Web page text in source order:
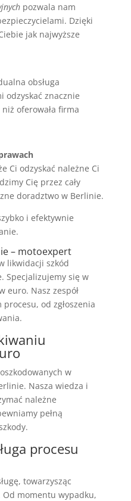
pozwala nam
Dzięki
jak najwyższe
obsługa
odzyskać znacznie
oferowała firma
Ci odzyskać należne Ci
Cię przez cały
doradztwo w Berlinie.
i efektywnie
– motoexpert
likwidacji szkód
Specjalizujemy się w
euro. Nasz zespół
od zgłoszenia
w
Nasza wiedza i
należne
pełną
procesu
towarzysząc
momentu wypadku,